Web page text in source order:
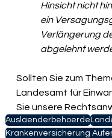
Hinsicht nicht
ein
Verlängerung
abgelehnt
Sollten Sie zum
Landesamt für
Sie unsere
Auslaenderbehoerde
Krankenversicherung